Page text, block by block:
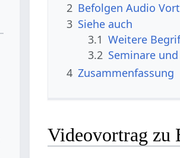
2
Befolgen‏‎ Audio
3 Siehe auch
3.1
3.2 Seminare
4 Zusammenfassung